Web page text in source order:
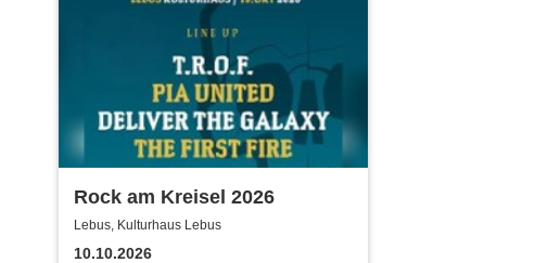
Rock am Kreisel 2026
Lebus, Kulturhaus Lebus
10.10.2026